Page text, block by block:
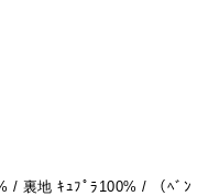
/ 裏地 ｷｭﾌﾟﾗ100% / （ﾍﾞﾝ